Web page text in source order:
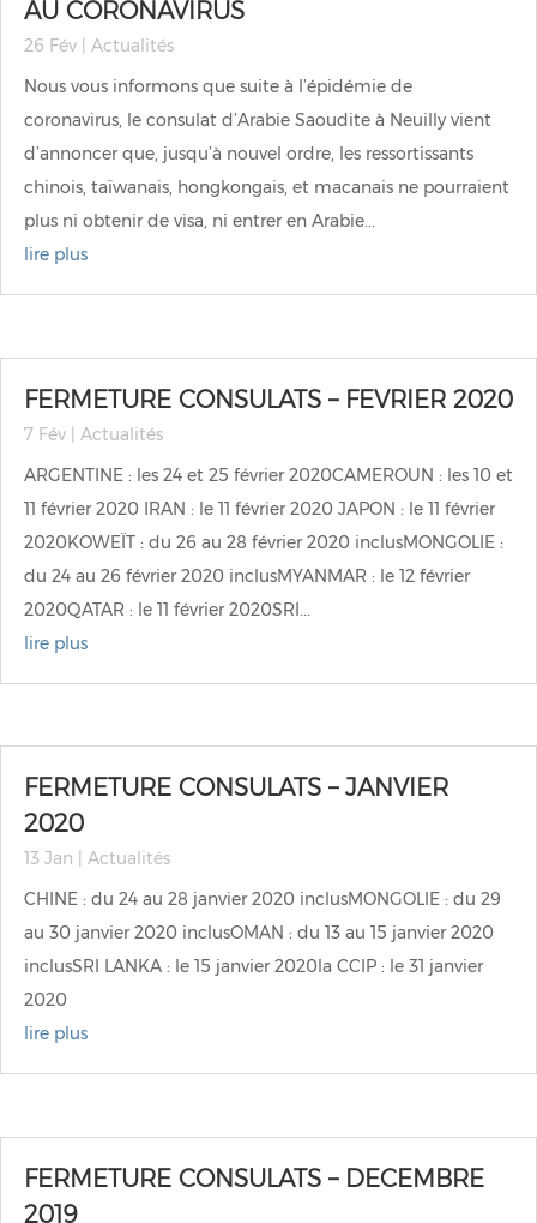
AU CORONAVIRUS
26 Fév
Actualités
Nous vous informons que suite à l’épidémie de
coronavirus, le consulat d’Arabie Saoudite à Neuilly vient
d’annoncer que, jusqu’à nouvel ordre, les ressortissants
chinois, taïwanais, hongkongais, et macanais ne pourraient
plus ni obtenir de visa, ni entrer en Arabie...
lire plus
FERMETURE CONSULATS – FEVRIER 2020
7 Fév
Actualités
ARGENTINE : les 24 et 25 février 2020CAMEROUN : les 10 et
11 février 2020 IRAN : le 11 février 2020 JAPON : le 11 février
2020KOWEÏT : du 26 au 28 février 2020 inclusMONGOLIE :
du 24 au 26 février 2020 inclusMYANMAR : le 12 février
2020QATAR : le 11 février 2020SRI...
lire plus
FERMETURE CONSULATS – JANVIER
2020
13 Jan
Actualités
CHINE : du 24 au 28 janvier 2020 inclusMONGOLIE : du 29
au 30 janvier 2020 inclusOMAN : du 13 au 15 janvier 2020
inclusSRI LANKA : le 15 janvier 2020la CCIP : le 31 janvier
2020
lire plus
FERMETURE CONSULATS – DECEMBRE
2019